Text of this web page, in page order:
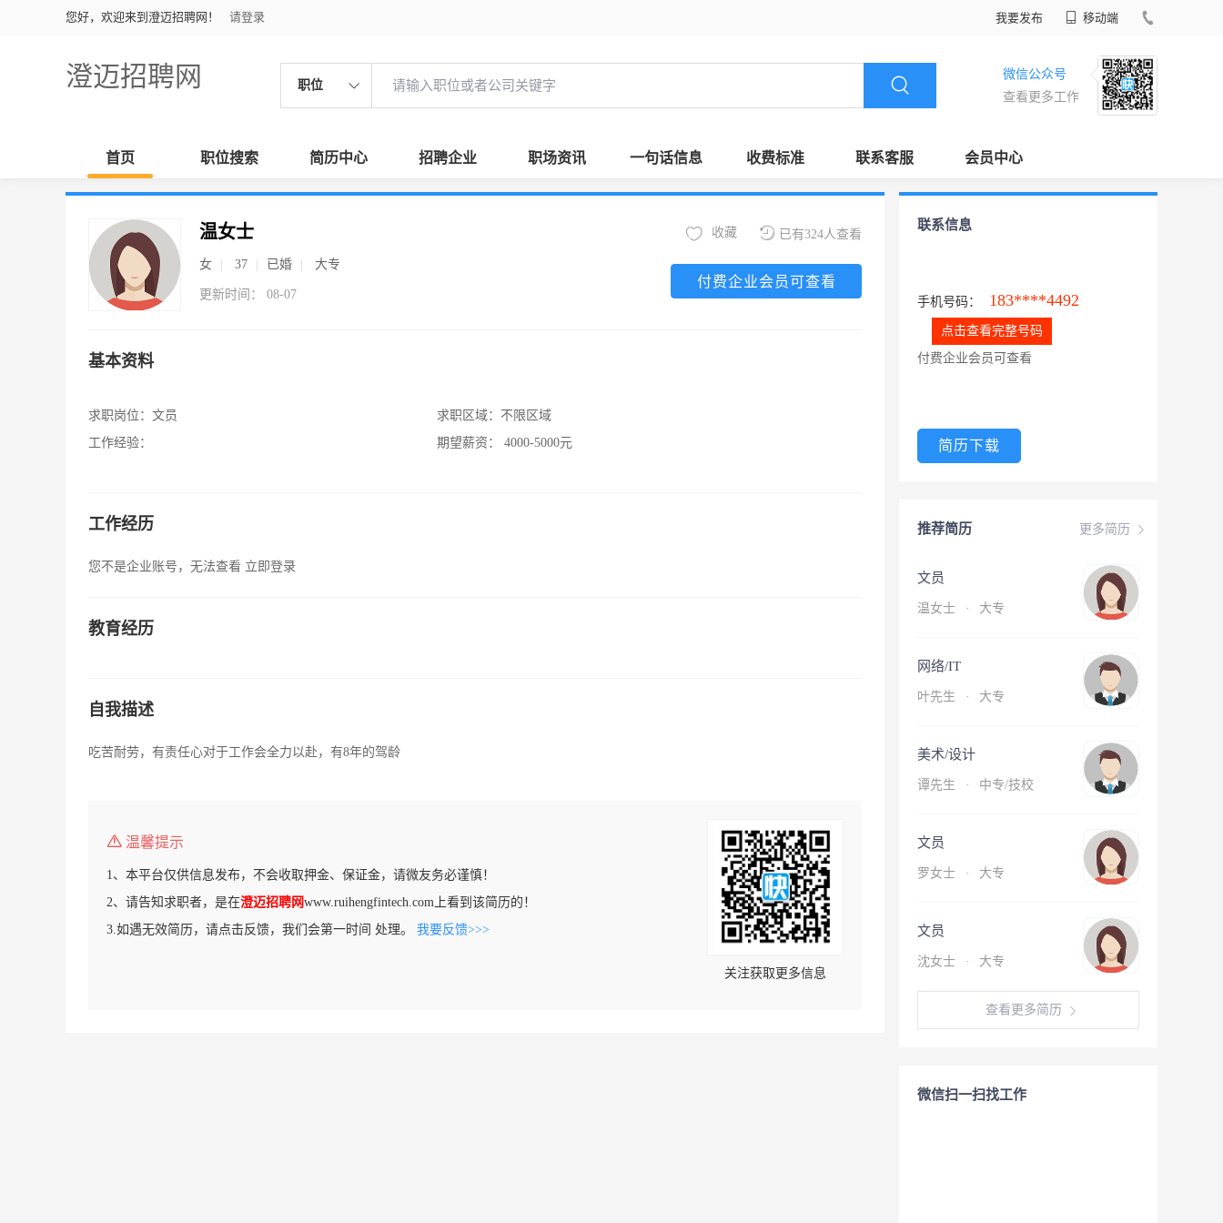
您好，欢迎来到澄迈招聘网！ 请登录 我要发布 移动端
澄迈招聘网 职位
微信公众号
查看更多工作
首页 职位搜索 简历中心 招聘企业 职场资讯 一句话信息 收费标准 联系客服 会员中心
温女士
女 37 已婚 大专
更新时间： 08-07
已有324人查看
收藏
付费企业会员可查看
基本资料
求职岗位： 文员
工作经验：
求职区域： 不限区域
期望薪资：
4000-5000元
工作经历
您不是企业账号，无法查看 立即登录
教育经历
自我描述
吃苦耐劳，有责任心对于工作会全力以赴，有8年的驾龄
温馨提示
1、本平台仅供信息发布，不会收取押金、保证金，请微友务必谨慎！
2、请告知求职者，是在澄迈招聘网www.ruihengfintech.com上看到该简历的！
3.如遇无效简历，请点击反馈，我们会第一时间 处理。 我要反馈>>>
关注获取更多信息
联系信息
手机号码： 183****4492
点击查看完整号码
付费企业会员可查看
简历下载
更多简历
推荐简历
文员
温女士 · 大专
网络/IT
叶先生 · 大专
美术/设计
谭先生 · 中专/技校
文员
罗女士 · 大专
文员
沈女士 · 大专
查看更多简历
微信扫一扫找工作